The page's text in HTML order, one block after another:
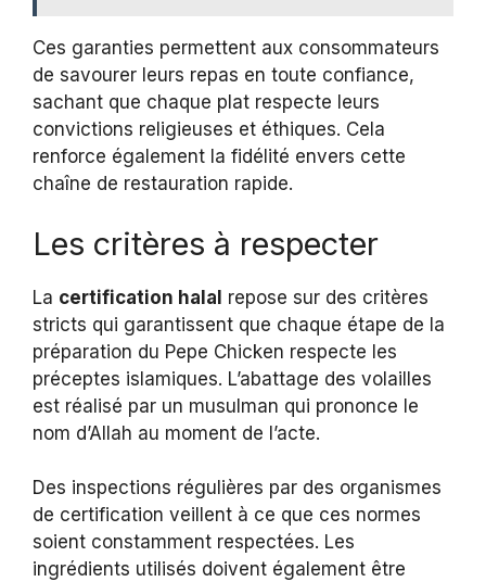
Ces garanties permettent aux consommateurs
de savourer leurs repas en toute confiance,
sachant que chaque plat respecte leurs
convictions religieuses et éthiques. Cela
renforce également la fidélité envers cette
chaîne de restauration rapide.
Les critères à respecter
La certification halal repose sur des critères
stricts qui garantissent que chaque étape de la
préparation du Pepe Chicken respecte les
préceptes islamiques. L’abattage des volailles
est réalisé par un musulman qui prononce le
nom d’Allah au moment de l’acte.
Des inspections régulières par des organismes
de certification veillent à ce que ces normes
soient constamment respectées. Les
ingrédients utilisés doivent également être